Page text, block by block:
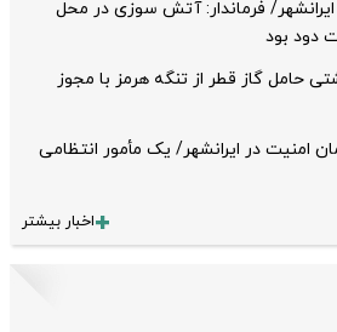
فرماندار: آتش سوزی در محل
دود بود
حامل گاز قطر از تنگه هرمز با مجوز
امنیت در ایرانشهر/ یک مأمور انتظامی
اخبار بیشتر